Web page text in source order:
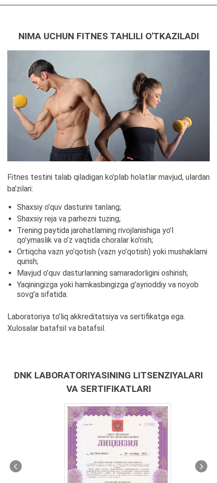
NIMA UCHUN FITNES TAHLILI O'TKAZILADI
Fitnes testini talab qiladigan ko’plab holatlar mavjud, ulardan
ba’zilari:
Shaxsiy o’quv dasturini tanlang;
Shaxsiy reja va parhezni tuzing;
Trening paytida jarohatlarning rivojlanishiga yo’l
qo’ymaslik va o’z vaqtida choralar ko’rish;
Ortiqcha vazn yo’qotish (vazn yo’qotish) yoki mushaklarni
qurish;
Mavjud o’quv dasturlarining samaradorligini oshirish;
Yaqiningizga yoki hamkasbingizga g’ayrioddiy va noyob
sovg’a sifatida.
Laboratoriya to’liq akkreditatsiya va sertifikatga ega.
Xulosalar batafsil va batafsil.
DNK LABORATORIYASINING LITSENZIYALARI
VA SERTIFIKATLARI